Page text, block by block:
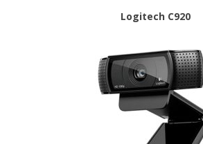
Logitech C920